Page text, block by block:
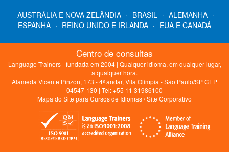
AUSTRÁLIA E NOVA ZELÂNDIA · BRASIL · ALEMANHA ·
ESPANHA · REINO UNIDO E IRLANDA · EUA E CANADÁ
Centro de consultas
Language Trainers - fundada em 2004 | Qualquer idioma, em qualquer lugar,
a qualquer hora.
Alameda Vicente Pinzon, 173 - 4º andar, Vila Olímpia - São Paulo/SP CEP
04547-130 | Tel: +55 11 31986100
Mapa do Site para Cursos de Idiomas/Site Corporativo